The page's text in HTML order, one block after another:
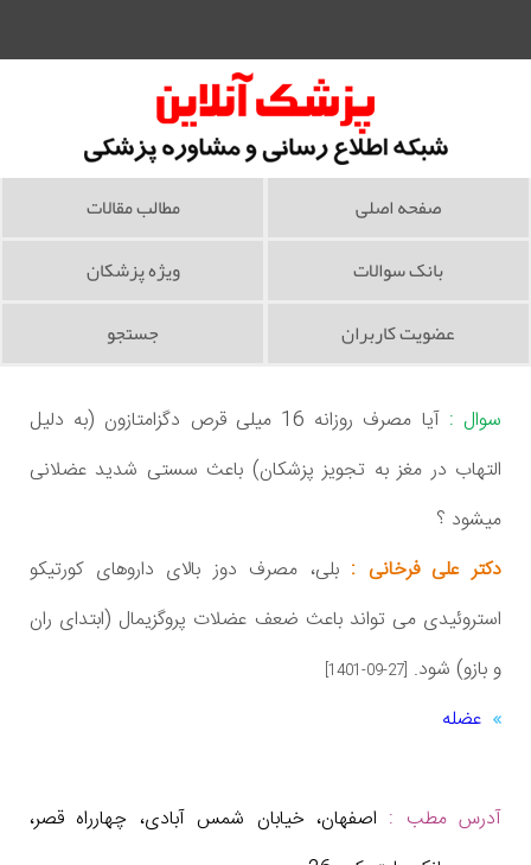
صفحه اصلی
مطالب مقالات
بانک سوالات
ویژه پزشکان
عضویت کاربران
جستجو
سوال :
آیا مصرف روزانه 16 میلی قرص دگزامتازون (به دلیل
التهاب در مغز به تجویز پزشکان) باعث سستی شدید عضلانی
میشود ؟
دکتر علی فرخانی :بلی، مصرف دوز بالای داروهای کورتیکو
استروئیدی می تواند باعث ضعف عضلات پروگزیمال (ابتدای ران
و بازو) شود. [1401-09-27]
عضله
آدرس مطب : اصفهان، خیابان شمس آبادی، چهارراه قصر،